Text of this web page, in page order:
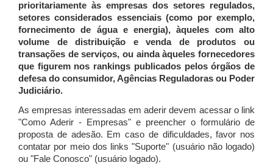
prioritariamente às empresas dos setores regulados,
setores considerados essenciais (como por exemplo,
fornecimento de água e energia), àqueles com alto
volume de distribuição e venda de produtos ou
transações de serviços, ou ainda àqueles fornecedores
que figurem nos rankings publicados pelos órgãos de
defesa do consumidor, Agências Reguladoras ou Poder
Judiciário.
As empresas interessadas em aderir devem acessar o link
"Como Aderir - Empresas" e preencher o formulário de
proposta de adesão. Em caso de dificuldades, favor nos
contatar por meio dos links "Suporte" (usuário não logado)
ou "Fale Conosco" (usuário logado).